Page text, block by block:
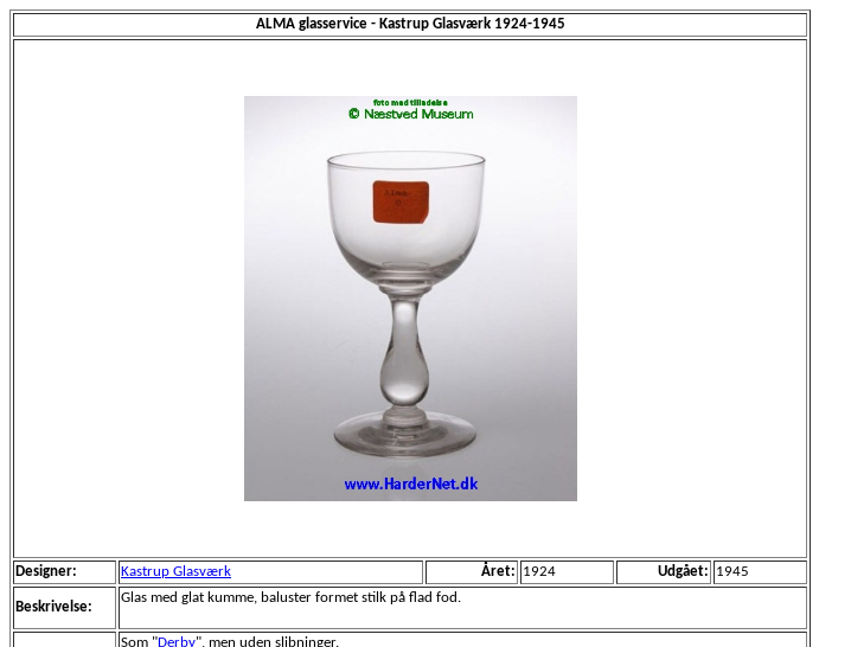
ALMA glasservice - Kastrup Glasværk 1924-1945
Designer: Kastrup Glasværk Året: 1924 Udgået: 1945
Beskrivelse:
Glas med glat kumme, baluster formet stilk på flad fod.
Som "Derby", men uden slibninger.